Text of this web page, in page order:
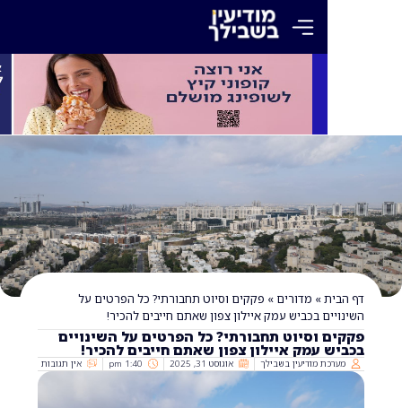
»מדורים »פקקים וסיוט תחבורתי? כל הפרטים על
בכביש עמק איילון צפון שאתם חייבים להכיר!
וסיוט תחבורתי? כל הפרטים על השינויים
עמק איילון צפון שאתם חייבים להכיר!
מודיעין בשבילך אוגוסט 31, 2025 1:40 pm אין תגובות